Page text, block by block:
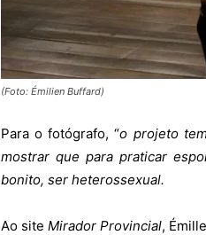
(Foto: Émilien Buffard)
Para o fotógrafo, “o projeto
mostrar que para praticar
bonito, ser heterossexual.
Ao site Mirador Provincial,